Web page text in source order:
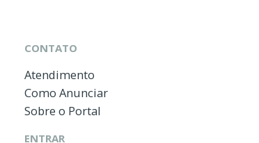
CONTATO
Atendimento
Como Anunciar
Sobre o Portal
ENTRAR